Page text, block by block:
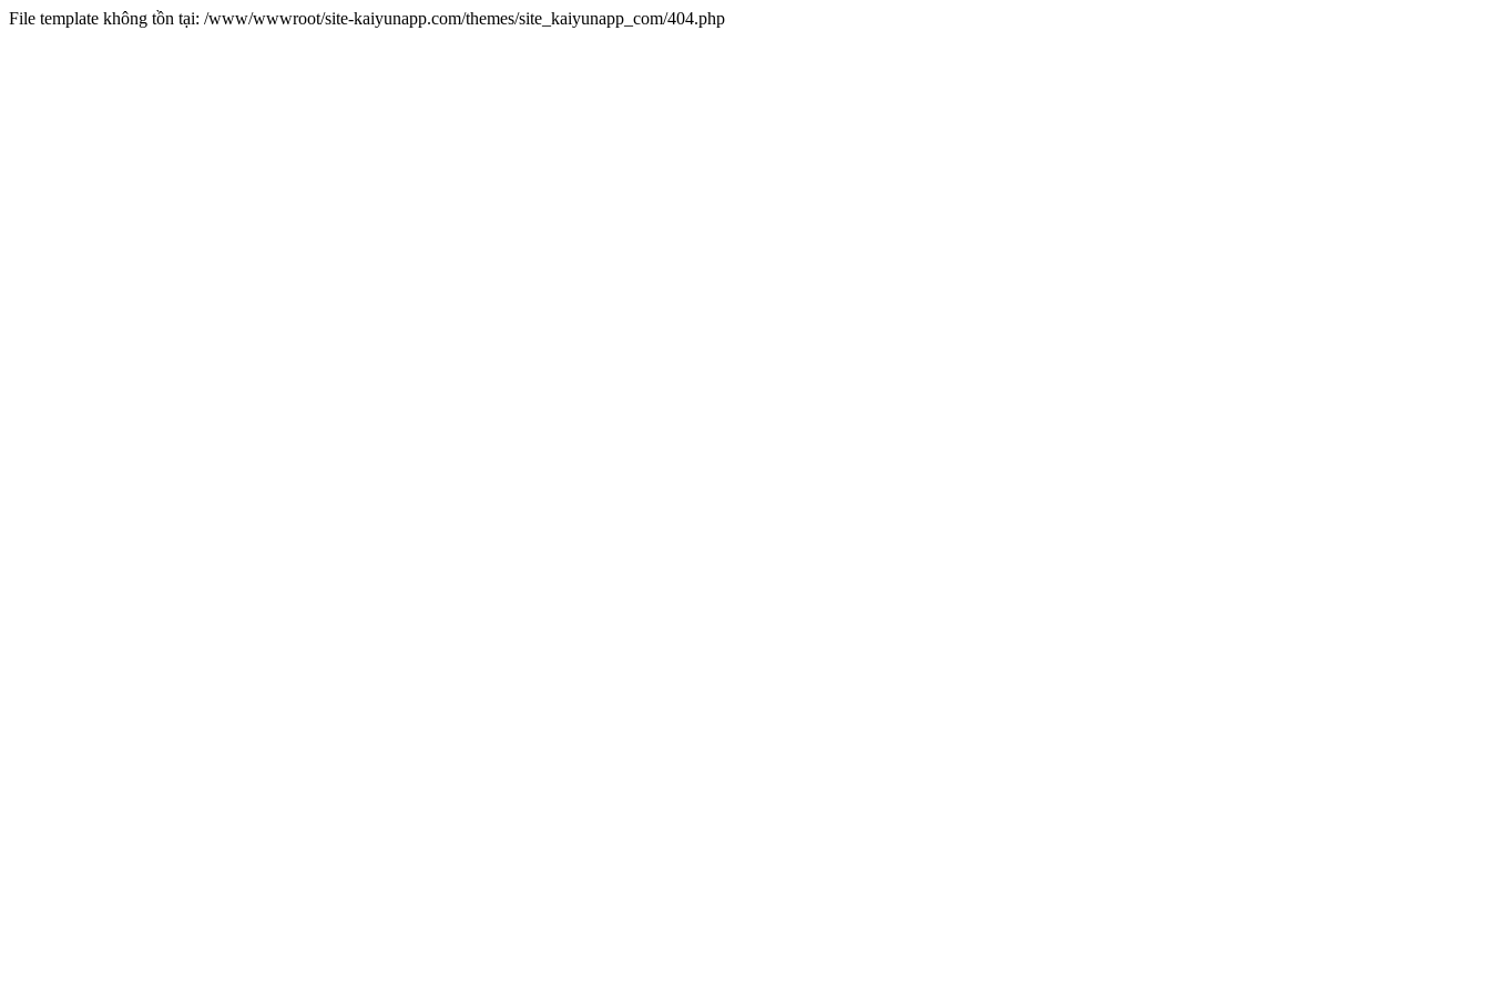
File template không tồn tại: /www/wwwroot/site-kaiyunapp.com/themes/site_kaiyunapp_com/404.php